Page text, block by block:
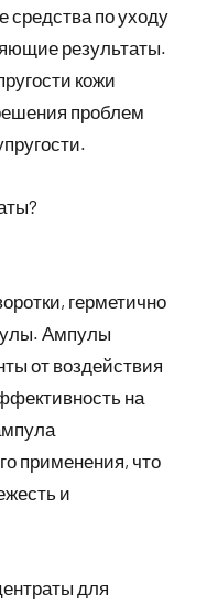
средства по уходу
результаты.
кожи
проблем
герметично
Ампулы
от воздействия
на
применения, что
и
для